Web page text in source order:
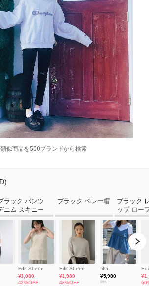
類似商品を500ブランドから検索